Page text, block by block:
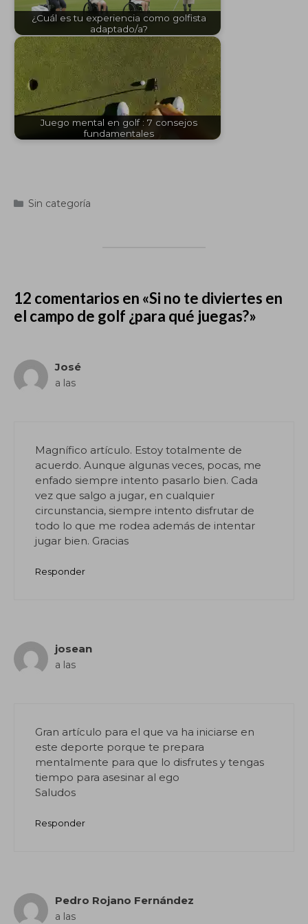
¿Cuál es tu experiencia como golfista
adaptado/a?
Juego mental en golf : 7 consejos
fundamentales
Categorías
Sin categoría
12 comentarios en «Si no te diviertes en
el campo de golf ¿para qué juegas?»
José
a las
Magnífico artículo. Estoy totalmente de
acuerdo. Aunque algunas veces, pocas, me
enfado siempre intento pasarlo bien. Cada
vez que salgo a jugar, en cualquier
circunstancia, siempre intento disfrutar de
todo lo que me rodea además de intentar
jugar bien. Gracias
Responder
josean
a las
Gran artículo para el que va ha iniciarse en
este deporte porque te prepara
mentalmente para que lo disfrutes y tengas
tiempo para asesinar al ego
Saludos
Responder
Pedro Rojano Fernández
a las